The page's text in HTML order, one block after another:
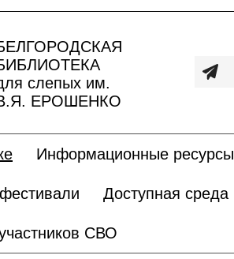
слепых им.
ЕРОШЕНКО
Информационные ресурсы
Доступная среда
СВО